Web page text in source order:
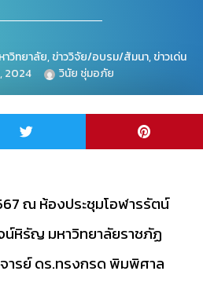
าวิทยาลัย,ข่าววิจัย/อบรม/สัมนา,ข่าวเด่น
2024
วินัย ชุ่มอภัย
ณ ห้องประชุมโอฬารรัตน์
น์หิรัญ มหาวิทยาลัยราชภัฏ
ารย์ ดร.ทรงกรด พิมพิศาล